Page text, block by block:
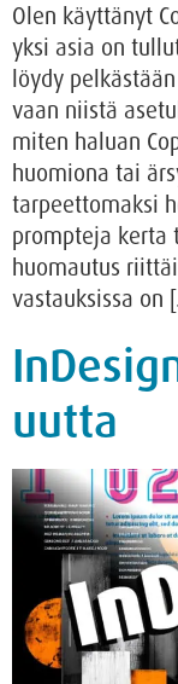
Olen käyttänyt
yksi asia on
löydy
vaan niistä
miten haluan
huomiona tai
tarpeettomaksi
prompteja kerta
huomautus
vastauksissa on
uutta